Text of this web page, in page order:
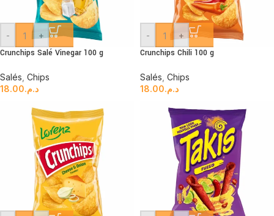
- +
Crunchips Salé Vinegar 100 g
Salés Chips
د.م.18.00
- +
Crunchips Chili 100 g
Salés Chips
د.م.18.00